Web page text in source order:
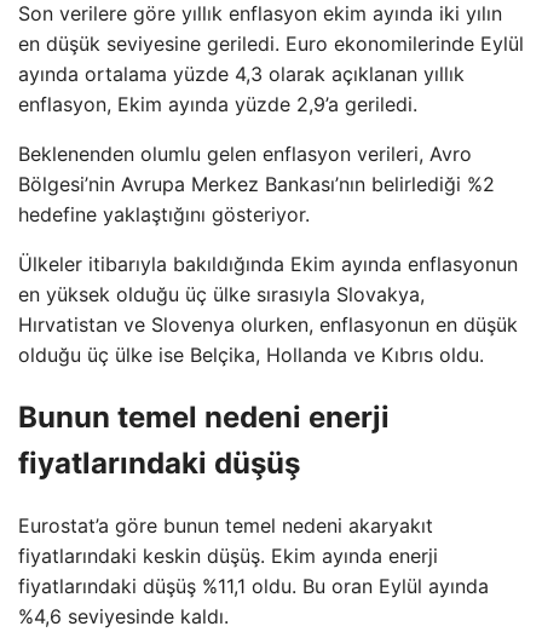
Son verilere göre yıllık enflasyon ekim ayında iki yılın
en düşük seviyesine geriledi. Euro ekonomilerinde Eylül
ayında ortalama yüzde 4,3 olarak açıklanan yıllık
enflasyon, Ekim ayında yüzde 2,9’a geriledi.
Beklenenden olumlu gelen enflasyon verileri, Avro
Bölgesi’nin Avrupa Merkez Bankası’nın belirlediği %2
hedefine yaklaştığını gösteriyor.
Ülkeler itibarıyla bakıldığında Ekim ayında enflasyonun
en yüksek olduğu üç ülke sırasıyla Slovakya,
Hırvatistan ve Slovenya olurken, enflasyonun en düşük
olduğu üç ülke ise Belçika, Hollanda ve Kıbrıs oldu.
Bunun temel nedeni enerji
fiyatlarındaki düşüş
Eurostat’a göre bunun temel nedeni akaryakıt
fiyatlarındaki keskin düşüş. Ekim ayında enerji
fiyatlarındaki düşüş %11,1 oldu. Bu oran Eylül ayında
%4,6 seviyesinde kaldı.